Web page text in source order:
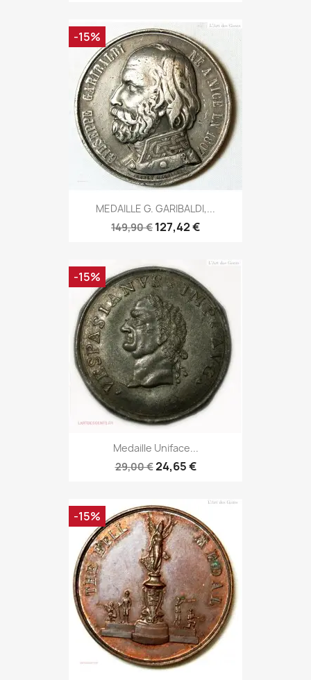
MEDAILLE G. GARIBALDI,...
149,90 € 127,42 €
-15%
Medaille Uniface...
29,00 €24,65 €
-15%
-15%